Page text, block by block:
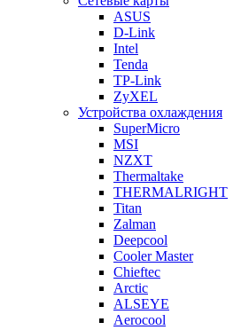
ASUS
D-Link
Intel
Tenda
TP-Link
ZyXEL
Устройства охлаждения
SuperMicro
MSI
NZXT
Thermaltake
THERMALRIGHT
Titan
Zalman
Deepcool
Cooler Master
Chieftec
Arctic
ALSEYE
Aerocool